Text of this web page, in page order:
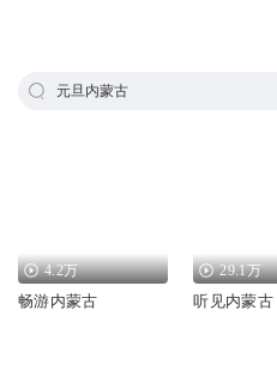
元旦内蒙古
4.2万
畅游内蒙古
29.1万
听见内蒙古